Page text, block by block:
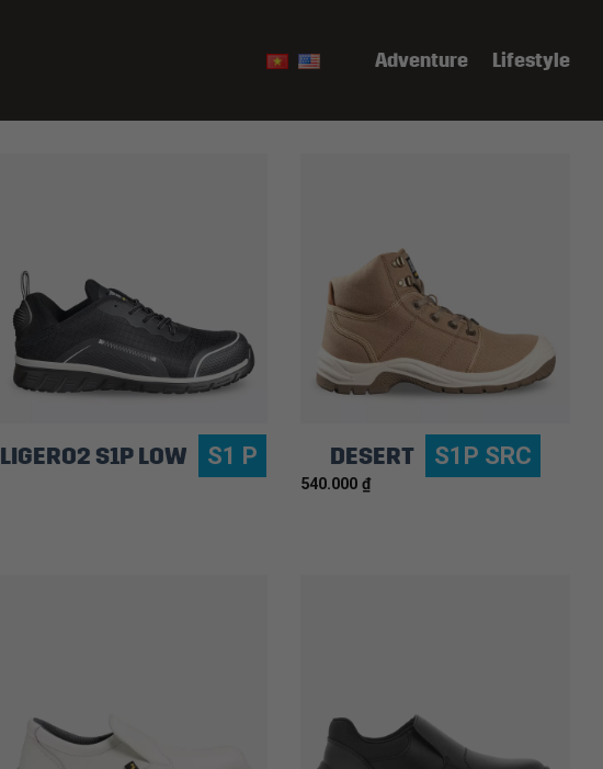
Adventure Lifestyle
LIGERO2 S1P LOW S1 P DESERT S1P SRC
540.000 ₫